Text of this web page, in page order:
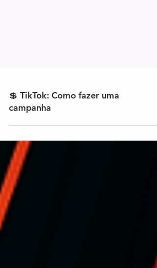
💲 TikTok: Como fazer uma
campanha